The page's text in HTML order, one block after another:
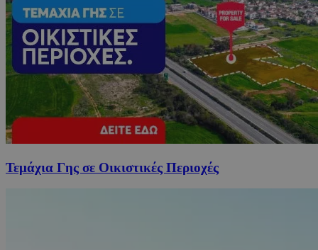
Τεμάχια Γης σε Οικιστικές Περιοχές